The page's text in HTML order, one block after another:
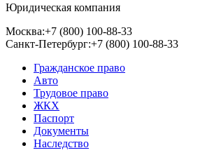
Юридическая компания
Москва:+7 (800) 100-88-33
Санкт-Петербург:+7 (800) 100-88-33
Гражданское право
Авто
Трудовое право
ЖКХ
Паспорт
Документы
Наследство